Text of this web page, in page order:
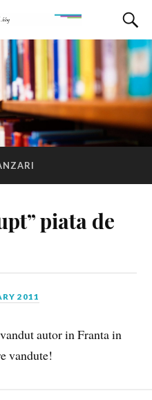
piata de
2011
autor in Franta in
vandute!